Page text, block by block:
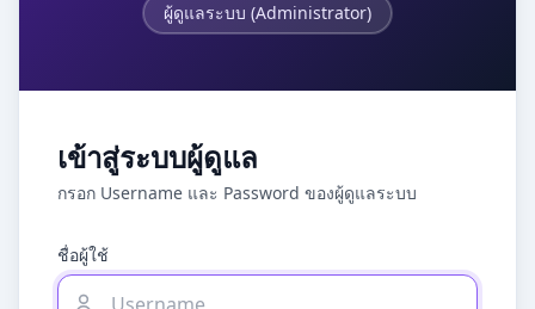
ผู้ดูแลระบบ (Administrator)
เข้าสู่ระบบผู้ดูแล
กรอก Username และ Password ของผู้ดูแลระบบ
ชื่อผู้ใช้